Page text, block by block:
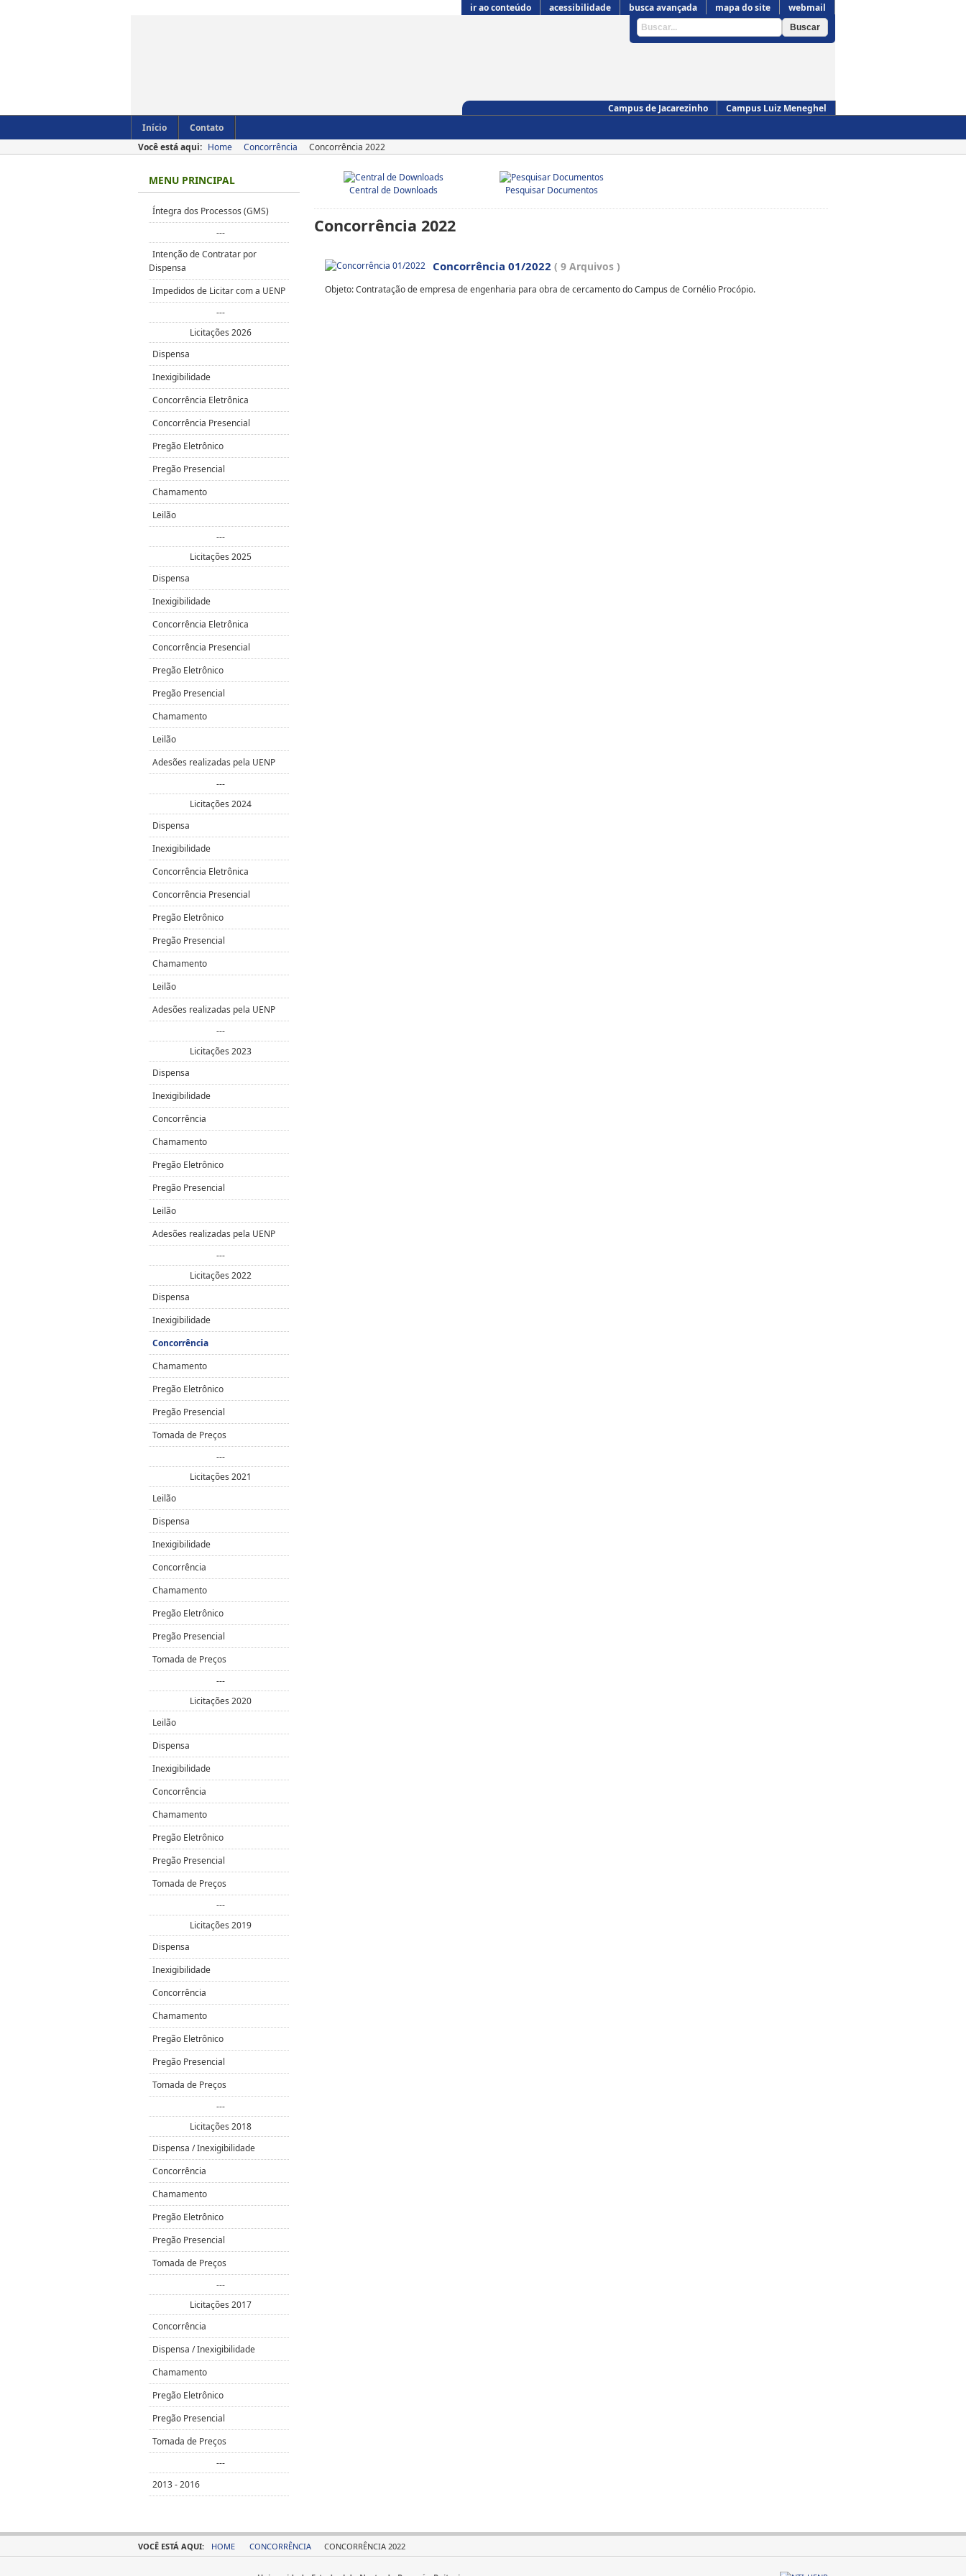
webmail
mapa do site
busca avançada
acessibilidade
ir ao conteúdo
Campus Luiz Meneghel
Campus de Jacarezinho
Início
Contato
Você está aqui: Home Concorrência Concorrência 2022
Central de Downloads Pesquisar Documentos
Concorrência 2022
Concorrência 01/2022 ( 9 Arquivos )
Objeto: Contratação de empresa de engenharia para obra de cercamento do Campus de Cornélio Procópio.
MENU PRINCIPAL
Íntegra dos Processos (GMS)
---
Intenção de Contratar por
Dispensa
Impedidos de Licitar com a UENP
---
Licitações 2026
Dispensa
Inexigibilidade
Concorrência Eletrônica
Concorrência Presencial
Pregão Eletrônico
Pregão Presencial
Chamamento
Leilão
---
Licitações 2025
Dispensa
Inexigibilidade
Concorrência Eletrônica
Concorrência Presencial
Pregão Eletrônico
Pregão Presencial
Chamamento
Leilão
Adesões realizadas pela UENP
---
Licitações 2024
Dispensa
Inexigibilidade
Concorrência Eletrônica
Concorrência Presencial
Pregão Eletrônico
Pregão Presencial
Chamamento
Leilão
Adesões realizadas pela UENP
---
Licitações 2023
Dispensa
Inexigibilidade
Concorrência
Chamamento
Pregão Eletrônico
Pregão Presencial
Leilão
Adesões realizadas pela UENP
---
Licitações 2022
Dispensa
Inexigibilidade
Concorrência
Chamamento
Pregão Eletrônico
Pregão Presencial
Tomada de Preços
---
Licitações 2021
Leilão
Dispensa
Inexigibilidade
Concorrência
Chamamento
Pregão Eletrônico
Pregão Presencial
Tomada de Preços
---
Licitações 2020
Leilão
Dispensa
Inexigibilidade
Concorrência
Chamamento
Pregão Eletrônico
Pregão Presencial
Tomada de Preços
---
Licitações 2019
Dispensa
Inexigibilidade
Concorrência
Chamamento
Pregão Eletrônico
Pregão Presencial
Tomada de Preços
---
Licitações 2018
Dispensa / Inexigibilidade
Concorrência
Chamamento
Pregão Eletrônico
Pregão Presencial
Tomada de Preços
---
Licitações 2017
Concorrência
Dispensa / Inexigibilidade
Chamamento
Pregão Eletrônico
Pregão Presencial
Tomada de Preços
---
2013 - 2016
VOCÊ ESTÁ AQUI: HOME CONCORRÊNCIA CONCORRÊNCIA 2022